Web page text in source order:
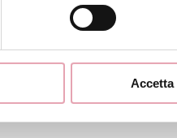
Accetta